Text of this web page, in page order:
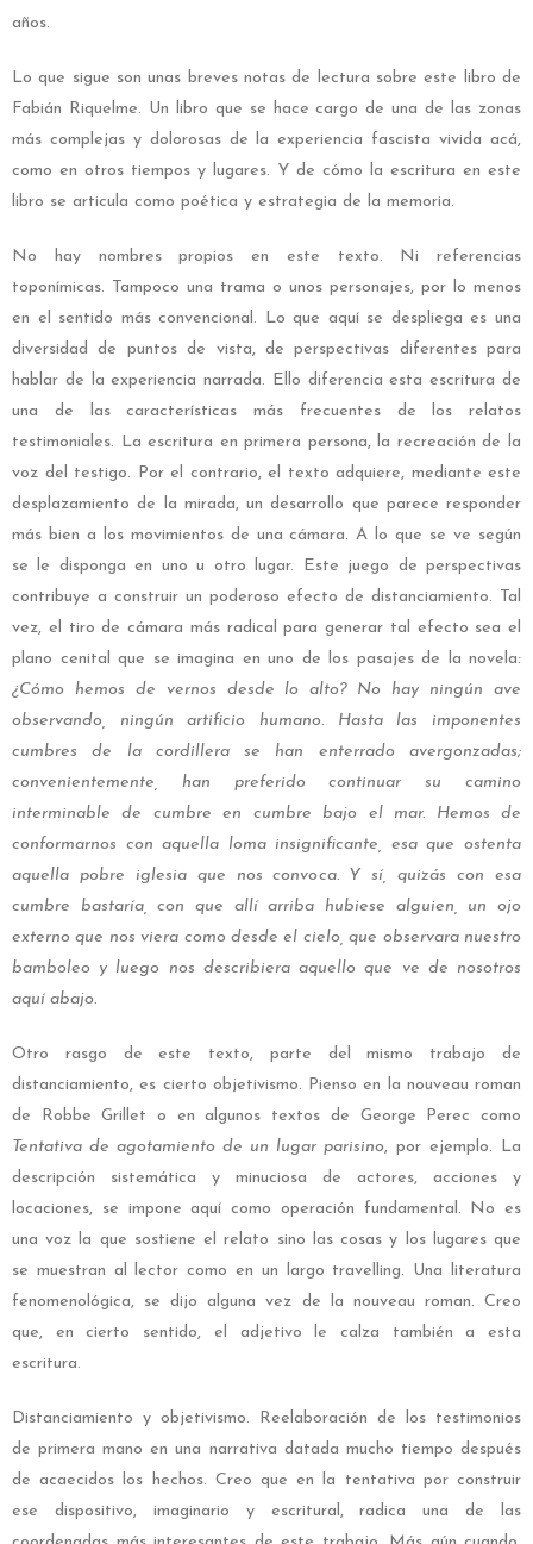
años.
Lo que sigue son unas breves notas de lectura sobre este libro de
Fabián Riquelme. Un libro que se hace cargo de una de las zonas
más complejas y dolorosas de la experiencia fascista vivida acá,
como en otros tiempos y lugares. Y de cómo la escritura en este
libro se articula como poética y estrategia de la memoria.
No hay nombres propios en este texto. Ni referencias
toponímicas. Tampoco una trama o unos personajes, por lo menos
en el sentido más convencional. Lo que aquí se despliega es una
diversidad de puntos de vista, de perspectivas diferentes para
hablar de la experiencia narrada. Ello diferencia esta escritura de
una de las características más frecuentes de los relatos
testimoniales. La escritura en primera persona, la recreación de la
voz del testigo. Por el contrario, el texto adquiere, mediante este
desplazamiento de la mirada, un desarrollo que parece responder
más bien a los movimientos de una cámara. A lo que se ve según
se le disponga en uno u otro lugar. Este juego de perspectivas
contribuye a construir un poderoso efecto de distanciamiento. Tal
vez, el tiro de cámara más radical para generar tal efecto sea el
plano cenital que se imagina en uno de los pasajes de la novela:
¿Cómo hemos de vernos desde lo alto? No hay ningún ave
observando, ningún artificio humano. Hasta las imponentes
cumbres de la cordillera se han enterrado avergonzadas;
convenientemente, han preferido continuar su camino
interminable de cumbre en cumbre bajo el mar. Hemos de
conformarnos con aquella loma insignificante, esa que ostenta
aquella pobre iglesia que nos convoca. Y sí, quizás con esa
cumbre bastaría, con que allí arriba hubiese alguien, un ojo
externo que nos viera como desde el cielo, que observara nuestro
bamboleo y luego nos describiera aquello que ve de nosotros
aquí abajo.
Otro rasgo de este texto, parte del mismo trabajo de
distanciamiento, es cierto objetivismo. Pienso en la nouveau roman
de Robbe Grillet o en algunos textos de George Perec como
Tentativa de agotamiento de un lugar parisino, por ejemplo. La
descripción sistemática y minuciosa de actores, acciones y
locaciones, se impone aquí como operación fundamental. No es
una voz la que sostiene el relato sino las cosas y los lugares que
se muestran al lector como en un largo travelling. Una literatura
fenomenológica, se dijo alguna vez de la nouveau roman. Creo
que, en cierto sentido, el adjetivo le calza también a esta
escritura.
Distanciamiento y objetivismo. Reelaboración de los testimonios
de primera mano en una narrativa datada mucho tiempo después
de acaecidos los hechos. Creo que en la tentativa por construir
ese dispositivo, imaginario y escritural, radica una de las